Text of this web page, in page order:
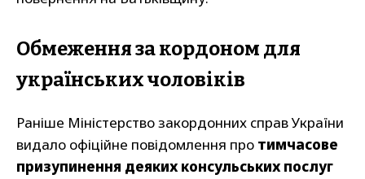
Обмеження за кордоном для
українських чоловіків
Раніше Міністерство закордонних справ України
видало офіційне повідомлення про тимчасове
призупинення деяких консульських послуг